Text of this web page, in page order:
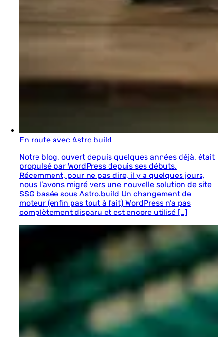
En route avec Astro.build
Notre blog, ouvert depuis quelques années déjà, était
propulsé par WordPress depuis ses débuts.
Récemment, pour ne pas dire, il y a quelques jours,
nous l’avons migré vers une nouvelle solution de site
SSG basée sous Astro.build Un changement de
moteur (enfin pas tout à fait) WordPress n’a pas
complètement disparu et est encore utilisé […]